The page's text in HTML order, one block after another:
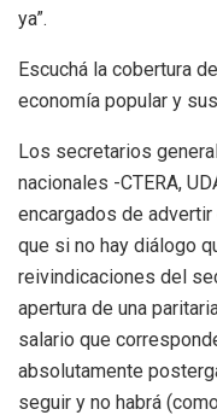
ya”.
Escuchá la cobertura de
economía popular y
Los secretarios
nacionales -CTERA,
encargados de
que si no hay diálogo
reivindicaciones del
apertura de una
salario que
absolutamente
seguir y no habrá